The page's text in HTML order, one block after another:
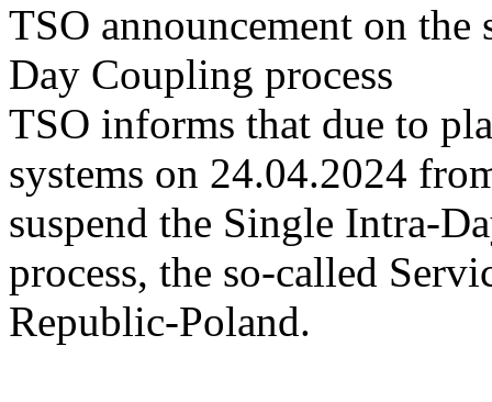
TSO announcement on
Day Coupling process
TSO informs that due to
systems on 24.04.2024
suspend the Single Intra-
process, the so-called
Republic-Poland.